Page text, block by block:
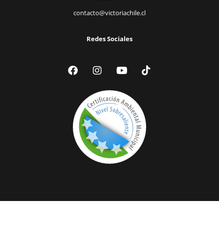
contacto@victoriachile.cl
Redes Sociales